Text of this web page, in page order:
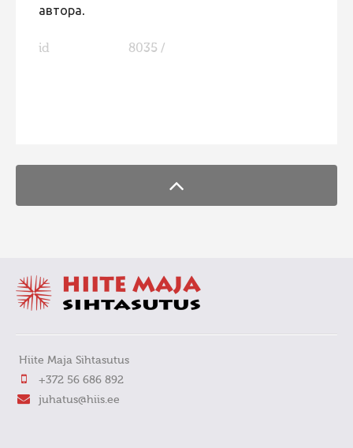
автора.
id 8035 /
Hiite Maja Sihtasutus
+372 56 686 892
juhatus@hiis.ee